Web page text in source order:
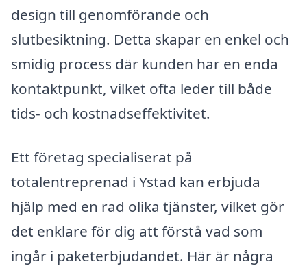
design till genomförande och
slutbesiktning. Detta skapar en enkel och
smidig process där kunden har en enda
kontaktpunkt, vilket ofta leder till både
tids- och kostnadseffektivitet.
Ett företag specialiserat på
totalentreprenad i Ystad kan erbjuda
hjälp med en rad olika tjänster, vilket gör
det enklare för dig att förstå vad som
ingår i paketerbjudandet. Här är några